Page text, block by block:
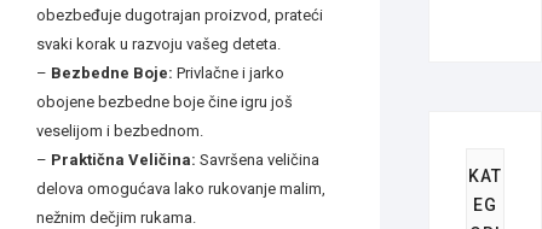
obezbeđuje dugotrajan proizvod, prateći
svaki korak u razvoju vašeg deteta.
– Bezbedne Boje: Privlačne i jarko
obojene bezbedne boje čine igru još
veselijom i bezbednom.
– Praktična Veličina: Savršena veličina
delova omogućava lako rukovanje malim,
nežnim dečjim rukama.
KAT
EG